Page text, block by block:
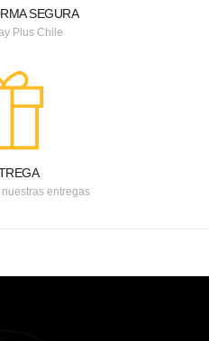
SEGURA
Plus Chile
entregas